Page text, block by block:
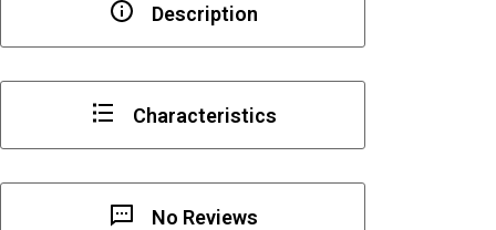
Description
Characteristics
No Reviews